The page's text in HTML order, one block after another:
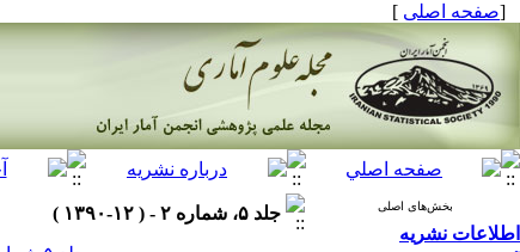
[صفحه اصلی ]
بخش‌های اصلی
اطلاعات نشریه
جلد ۵، شماره ۲ - ( ۱۲-۱۳۹۰ )